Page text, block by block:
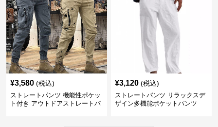
¥3,580 (税込)
ストレートパンツ 機能性ポケッ
ト付き アウトドアストレートパ
¥3,120 (税込)
ストレートパンツ リラックスデ
ザイン多機能ポケットパンツ